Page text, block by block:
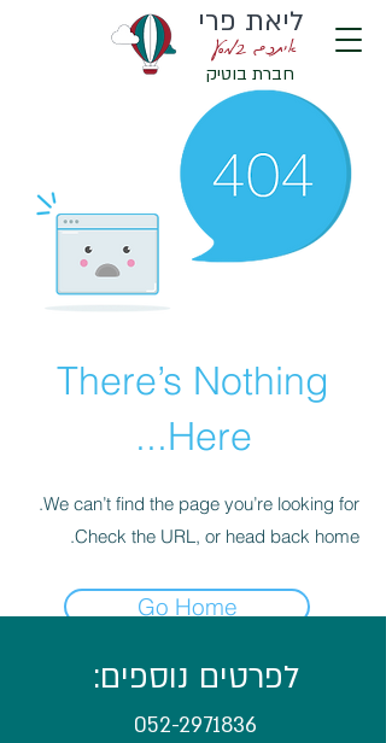
איתכם במסע
ליאת פרי
חברת בוטיק
There’s Nothing
Here...
We can’t find the page you’re looking for.
Check the URL, or head back home.
Go Home
לפרטים נוספים:
052-2971836